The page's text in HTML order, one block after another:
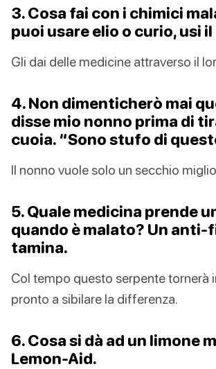
3. Cosa fai con i chimici
puoi usare elio o curio, usi
Gli dai delle medicine attraverso il
4. Non dimenticherò mai
disse mio nonno prima di
cuoia. “Sono stufo di
Il nonno vuole solo un secchio
5. Quale medicina prende
quando è malato? Un
tamina.
Col tempo questo serpente tornerà
pronto a sibilare la differenza.
6. Cosa si dà ad un limone
Lemon-Aid.